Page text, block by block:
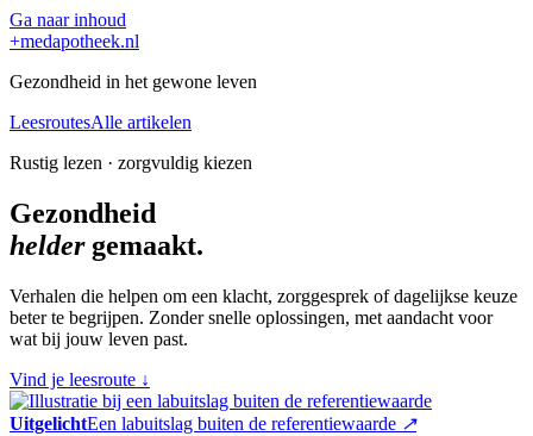
Ga naar inhoud
+medapotheek.nl
Gezondheid in het gewone leven
LeesroutesAlle artikelen
Rustig lezen · zorgvuldig kiezen
Gezondheid
heldergemaakt.
Verhalen die helpen om een klacht, zorggesprek of dagelijkse keuze
beter te begrijpen. Zonder snelle oplossingen, met aandacht voor
wat bij jouw leven past.
Vind je leesroute ↓
UitgelichtEen labuitslag buiten de referentiewaarde ↗